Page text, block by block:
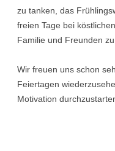
zu tanken, das
freien Tage bei
Familie und Freunden
Wir freuen uns schon
Feiertagen
Motivation